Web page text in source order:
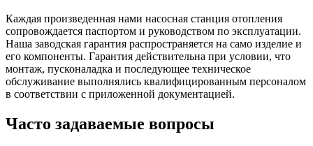
Каждая произведенная нами насосная станция отопления
сопровождается паспортом и руководством по эксплуатации.
Наша заводская гарантия распространяется на само изделие и
его компоненты. Гарантия действительна при условии, что
монтаж, пусконаладка и последующее техническое
обслуживание выполнялись квалифицированным персоналом
в соответствии с приложенной документацией.
Часто задаваемые вопросы